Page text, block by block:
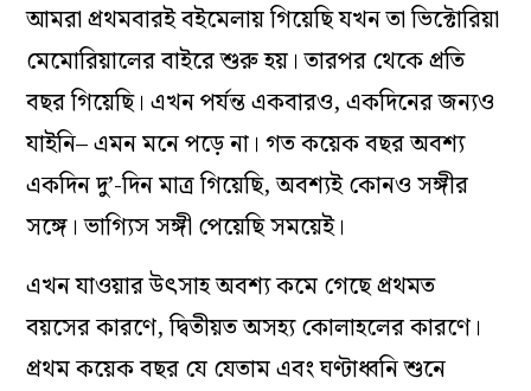
আমরা প্রথমবারই বইমেলায় গিয়েছি যখন তা ভিক্টোরিয়া
মেমোরিয়ালের বাইরে শুরু হয়। তারপর থেকে প্রতি
বছর গিয়েছি। এখন পর্যন্ত একবারও, একদিনের জন্যও
যাইনি– এমন মনে পড়ে না। গত কয়েক বছর অবশ্য
একদিন দু’-দিন মাত্র গিয়েছি, অবশ্যই কোনও সঙ্গীর
সঙ্গে। ভাগ্যিস সঙ্গী পেয়েছি সময়েই।
এখন যাওয়ার উৎসাহ অবশ্য কমে গেছে প্রথমত
বয়সের কারণে, দ্বিতীয়ত অসহ্য কোলাহলের কারণে।
প্রথম কয়েক বছর যে যেতাম এবং ঘণ্টাধ্বনি শুনে